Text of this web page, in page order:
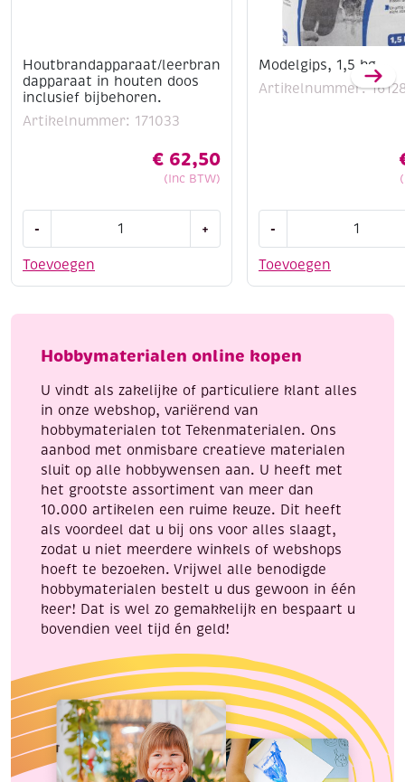
Houtbrandapparaat/leerbran
dapparaat in houten doos
inclusief bijbehoren.
Artikelnummer: 171033
€ 62,50
(Inc BTW)
Toevoegen
-
houten
bijbehoren.
+
Modelgips, 1,5 kg
Artikelnummer:
Toevoegen
-
kg
Hobbymaterialen online kopen
U vindt als zakelijke of particuliere klant alles
in onze webshop, variërend van
hobbymaterialen tot Tekenmaterialen. Ons
aanbod met onmisbare creatieve materialen
sluit op alle hobbywensen aan. U heeft met
het grootste assortiment van meer dan
10.000 artikelen een ruime keuze. Dit heeft
als voordeel dat u bij ons voor alles slaagt,
zodat u niet meerdere winkels of webshops
hoeft te bezoeken. Vrijwel alle benodigde
hobbymaterialen bestelt u dus gewoon in één
keer! Dat is wel zo gemakkelijk en bespaart u
bovendien veel tijd én geld!